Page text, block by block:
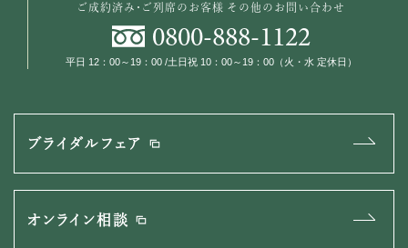
ご成約済み・ご列席のお客様その他のお問い合わせ
0800-888-1122
平日 12：00～19：00 /土日祝 10：00～19：00（火・水 定休日）
ブライダルフェア
オンライン相談